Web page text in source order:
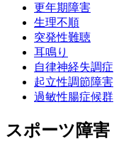
更年期障害
生理不順
突発性難聴
耳鳴り
自律神経失調症
起立性調節障害
過敏性腸症候群
スポーツ障害